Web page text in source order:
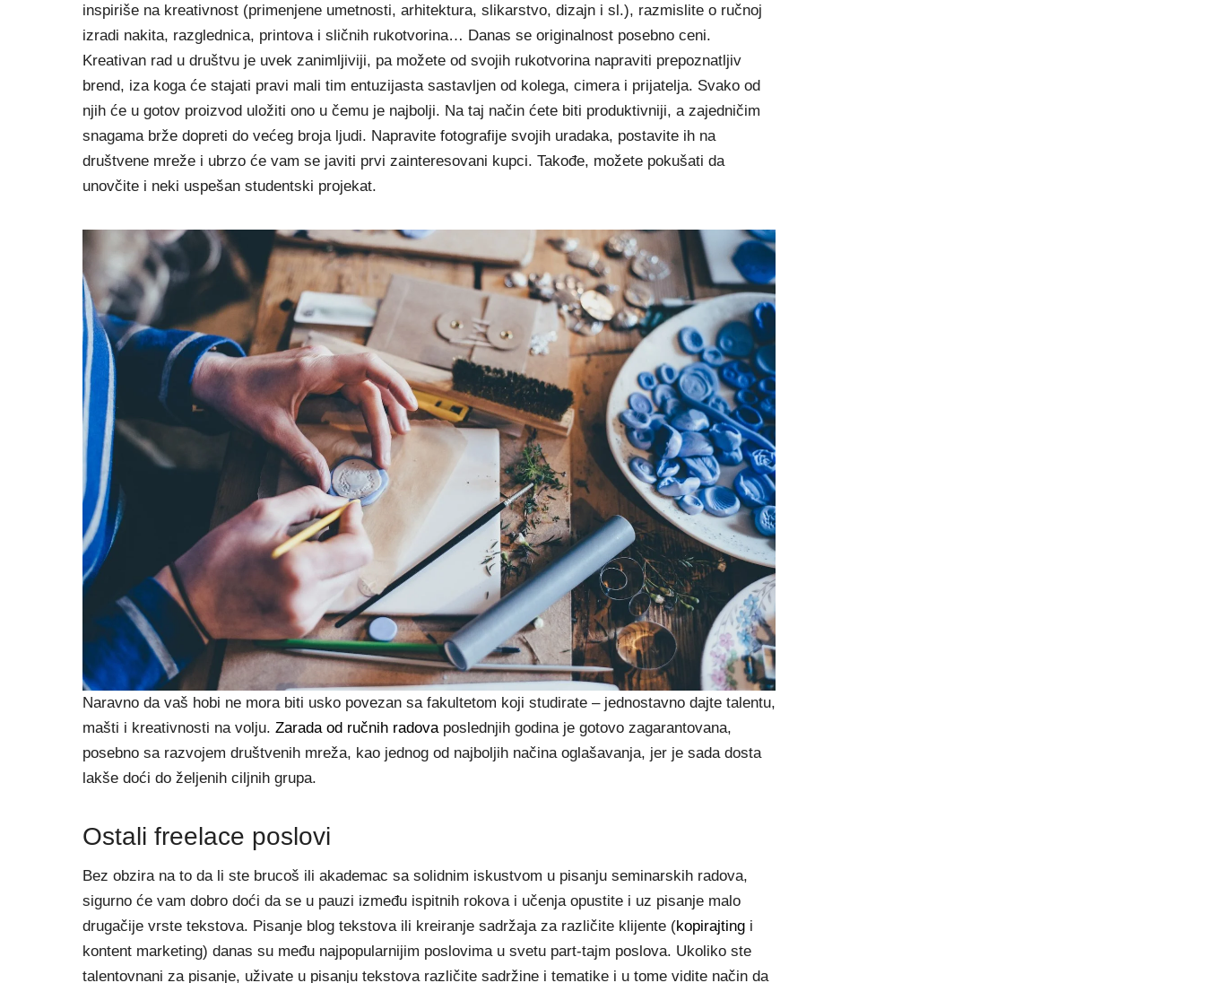
inspiriše na kreativnost (primenjene umetnosti, arhitektura, slikarstvo, dizajn i sl.), razmislite o ručnoj
izradi nakita, razglednica, printova i sličnih rukotvorina… Danas se originalnost posebno ceni.
Kreativan rad u društvu je uvek zanimljiviji, pa možete od svojih rukotvorina napraviti prepoznatljiv
brend, iza koga će stajati pravi mali tim entuzijasta sastavljen od kolega, cimera i prijatelja. Svako od
njih će u gotov proizvod uložiti ono u čemu je najbolji. Na taj način ćete biti produktivniji, a zajedničim
snagama brže dopreti do većeg broja ljudi. Napravite fotografije svojih uradaka, postavite ih na
društvene mreže i ubrzo će vam se javiti prvi zainteresovani kupci. Takođe, možete pokušati da
unovčite i neki uspešan studentski projekat.
Naravno da vaš hobi ne mora biti usko povezan sa fakultetom koji studirate – jednostavno dajte talentu,
mašti i kreativnosti na volju. Zarada od ručnih radovaposlednjih godina je gotovo zagarantovana,
posebno sa razvojem društvenih mreža, kao jednog od najboljih načina oglašavanja, jer je sada dosta
lakše doći do željenih ciljnih grupa.
Ostali freelace poslovi
Bez obzira na to da li ste brucoš ili akademac sa solidnim iskustvom u pisanju seminarskih radova,
sigurno će vam dobro doći da se u pauzi između ispitnih rokova i učenja opustite i uz pisanje malo
drugačije vrste tekstova. Pisanje blog tekstova ili kreiranje sadržaja za različite klijente (kopirajting i
kontent marketing) danas su među najpopularnijim poslovima u svetu part-tajm poslova. Ukoliko ste
talentovnani za pisanje, uživate u pisanju tekstova različite sadržine i tematike i u tome vidite način da